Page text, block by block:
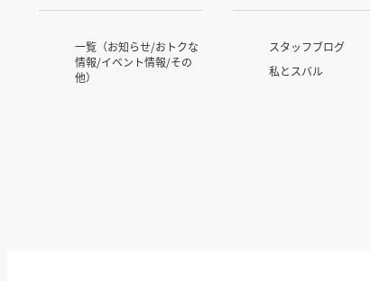
一覧（お知らせ/おトクな
情報/イベント情報/その
他）
スタッフブログ
私とスバル